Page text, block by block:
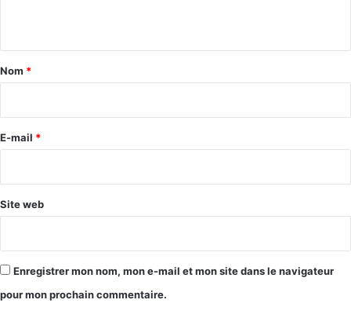
a
e
Nom *
E-mail *
Site web
Enregistrer mon nom, mon e-mail et mon site dans le navigateur
pour mon prochain commentaire.